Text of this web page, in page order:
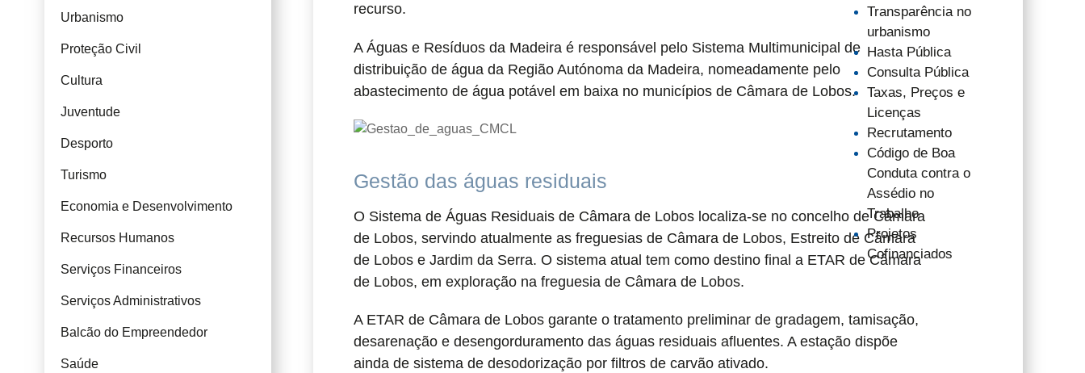
Transparência no
urbanismo
Hasta Pública
Consulta Pública
Taxas, Preços e
Licenças
Recrutamento
Código de Boa
Conduta contra o
Assédio no
Trabalho
Projetos
Cofinanciados
Urbanismo
Proteção Civil
Cultura
Juventude
Desporto
Turismo
Economia e Desenvolvimento
Recursos Humanos
Serviços Financeiros
Serviços Administrativos
Balcão do Empreendedor
Saúde
recurso.
A Águas e Resíduos da Madeira é responsável pelo Sistema Multimunicipal de
distribuição de água da Região Autónoma da Madeira, nomeadamente pelo
abastecimento de água potável em baixa no municípios de Câmara de Lobos.
Gestão das águas residuais
O Sistema de Águas Residuais de Câmara de Lobos localiza-se no concelho de Câmara
de Lobos, servindo atualmente as freguesias de Câmara de Lobos, Estreito de Câmara
de Lobos e Jardim da Serra. O sistema atual tem como destino final a ETAR de Câmara
de Lobos, em exploração na freguesia de Câmara de Lobos.
A ETAR de Câmara de Lobos garante o tratamento preliminar de gradagem, tamisação,
desarenação e desengorduramento das águas residuais afluentes. A estação dispõe
ainda de sistema de desodorização por filtros de carvão ativado.